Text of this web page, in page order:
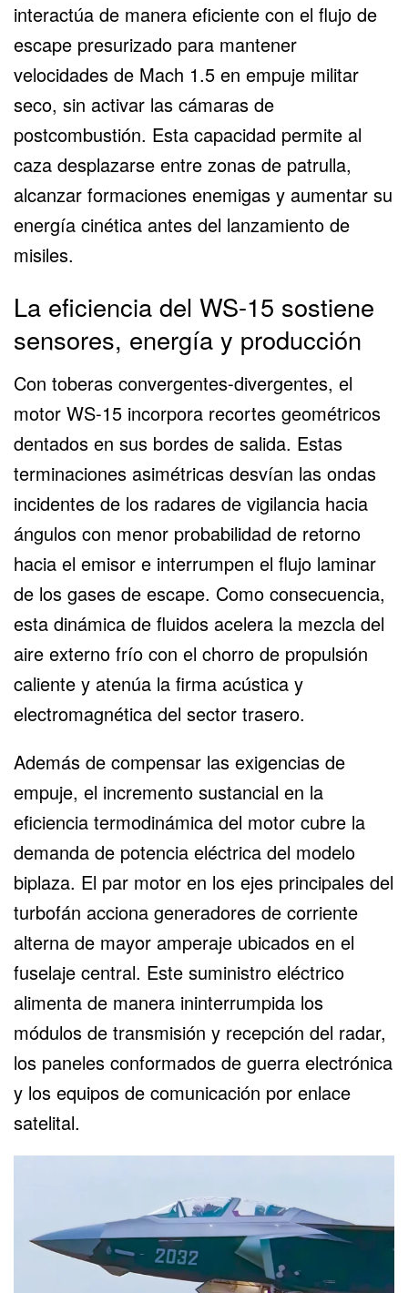
interactúa de manera eficiente con el flujo de
escape presurizado para mantener
velocidades de Mach 1.5 en empuje militar
seco, sin activar las cámaras de
postcombustión. Esta capacidad permite al
caza desplazarse entre zonas de patrulla,
alcanzar formaciones enemigas y aumentar su
energía cinética antes del lanzamiento de
misiles.
La eficiencia del WS-15 sostiene
sensores, energía y producción
Con toberas convergentes-divergentes, el
motor WS-15 incorpora recortes geométricos
dentados en sus bordes de salida. Estas
terminaciones asimétricas desvían las ondas
incidentes de los radares de vigilancia hacia
ángulos con menor probabilidad de retorno
hacia el emisor e interrumpen el flujo laminar
de los gases de escape. Como consecuencia,
esta dinámica de fluidos acelera la mezcla del
aire externo frío con el chorro de propulsión
caliente y atenúa la firma acústica y
electromagnética del sector trasero.
Además de compensar las exigencias de
empuje, el incremento sustancial en la
eficiencia termodinámica del motor cubre la
demanda de potencia eléctrica del modelo
biplaza. El par motor en los ejes principales del
turbofán acciona generadores de corriente
alterna de mayor amperaje ubicados en el
fuselaje central. Este suministro eléctrico
alimenta de manera ininterrumpida los
módulos de transmisión y recepción del radar,
los paneles conformados de guerra electrónica
y los equipos de comunicación por enlace
satelital.